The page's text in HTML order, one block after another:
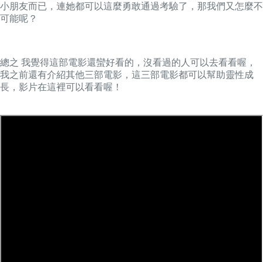
小朋友而已，連她都可以這麼勇敢通過考驗了，那我們又怎麼不
可能呢？
總之 我覺得這部電影還蠻好看的，沒看過的人可以去看看喔，
我之前還有介紹其他三部電影，這三部電影都可以幫助靈性成
長，影片在這裡可以看看喔！